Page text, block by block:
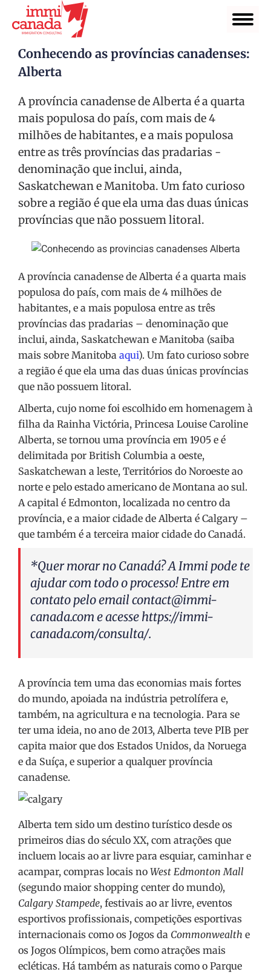
Conhecendo as províncias canadenses:
Alberta
A província canadense de Alberta é a quarta
mais populosa do país, com mais de 4
milhões de habitantes, e a mais populosa
entre as três províncias das pradarias -
denominação que inclui, ainda,
Saskatchewan e Manitoba. Um fato curioso
sobre a região é que ela uma das duas únicas
províncias que não possuem litoral.
A província canadense de Alberta é a quarta mais
populosa do país, com mais de 4 milhões de
habitantes, e a mais populosa entre as três
províncias das pradarias – denominação que
inclui, ainda, Saskatchewan e Manitoba (saiba
mais sobre Manitoba aqui). Um fato curioso sobre
a região é que ela uma das duas únicas províncias
que não possuem litoral.
Alberta, cujo nome foi escolhido em homenagem à
filha da Rainha Victória, Princesa Louise Caroline
Alberta, se tornou uma província em 1905 e é
delimitada por British Columbia a oeste,
Saskatchewan a leste, Territórios do Noroeste ao
norte e pelo estado americano de Montana ao sul.
A capital é Edmonton, localizada no centro da
província, e a maior cidade de Alberta é Calgary –
que também é a terceira maior cidade do Canadá.
*Quer morar no Canadá? A Immi pode te
ajudar com todo o processo! Entre em
contato pelo emailcontact@immi-
canada.come acesse https://immi-
canada.com/consulta/.
A província tem uma das economias mais fortes
do mundo, apoiada na indústria petrolífera e,
também, na agricultura e na tecnologia. Para se
ter uma ideia, no ano de 2013, Alberta teve PIB per
capita maior que dos Estados Unidos, da Noruega
e da Suíça, e superior a qualquer província
canadense.
Alberta tem sido um destino turístico desde os
primeiros dias do século XX, com atrações que
incluem locais ao ar livre para esquiar, caminhar e
acampar, compras locais no West Edmonton Mall
(segundo maior shopping center do mundo),
Calgary Stampede, festivais ao ar livre, eventos
esportivos profissionais, competições esportivas
internacionais como os Jogos da Commonwealth e
os Jogos Olímpicos, bem como atrações mais
ecléticas. Há também as naturais como o Parque